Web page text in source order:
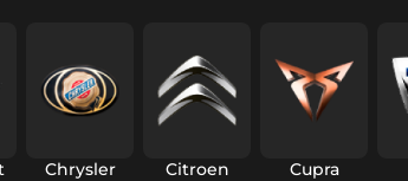
Chrysler Citroen Cupra